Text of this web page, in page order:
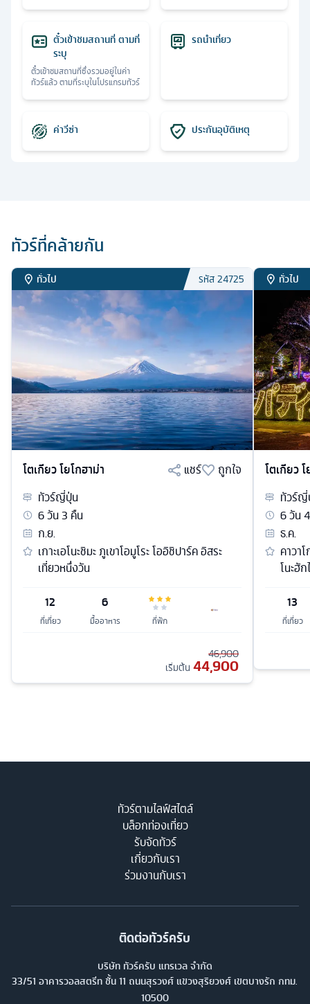
ตั๋วเข้าชมสถานที่ ตามที่
ระบุ
ตั๋วเข้าชมสถานที่ซึ่งรวมอยู่ในค่า
ทัวร์แล้ว ตามที่ระบุในโปรแกรมทัวร์
รถนำเที่ยว
ค่าวีซ่า ประกันอุบัติเหตุ
ทัวร์ที่คล้ายกัน
ทั่วไป รหัส24725
โตเกียว โยโกฮาม่า แชร์
ถูกใจ
ทัวร์ญี่ปุ่น
6วัน3 คืน
ก.ย.
เกาะเอโนะชิมะ ภูเขาโอมูโระ โออิชิปาร์ค อิสระ
เที่ยวหนึ่งวัน
12
ที่เที่ยว
6
มื้ออาหาร ที่พัก
46,900
เริ่มต้น 44,900
ทั่วไป
โตเกียว
ทัวร์ญี่
6วัน4
ธ.ค.
คาวา
โนะฮั
13
ที่เที่ยว
ทัวร์ตามไลฟ์สไตล์
บล็อกท่องเที่ยว
รับจัดทัวร์
เกี่ยวกับเรา
ร่วมงานกับเรา
ติดต่อทัวร์ครับ
บริษัท ทัวร์ครับ แทรเวล จำกัด
33/51 อาคารวอลสตรีท ชั้น 11 ถนนสุรวงศ์ แขวงสุริยวงศ์ เขตบางรัก กทม.
10500